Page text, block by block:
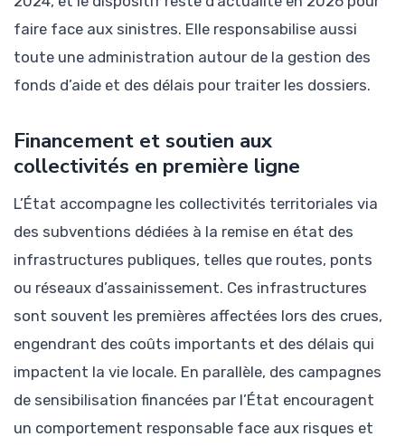
faire face aux sinistres. Elle responsabilise aussi
toute une administration autour de la gestion des
fonds d’aide et des délais pour traiter les dossiers.
Financement et soutien aux
collectivités en première ligne
L’État accompagne les collectivités territoriales via
des subventions dédiées à la remise en état des
infrastructures publiques, telles que routes, ponts
ou réseaux d’assainissement. Ces infrastructures
sont souvent les premières affectées lors des crues,
engendrant des coûts importants et des délais qui
impactent la vie locale. En parallèle, des campagnes
de sensibilisation financées par l’État encouragent
un comportement responsable face aux risques et